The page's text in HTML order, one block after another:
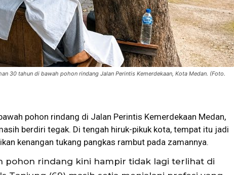
30 tahun di bawah pohon rindang Jalan Perintis Kemerdekaan, Kota Medan. (Foto.
pohon rindang di Jalan Perintis Kemerdekaan Medan,
berdiri tegak. Di tengah hiruk-pikuk kota, tempat itu jadi
kenangan tukang pangkas rambut pada zamannya.
pohon rindang kini hampir tidak lagi terlihat di